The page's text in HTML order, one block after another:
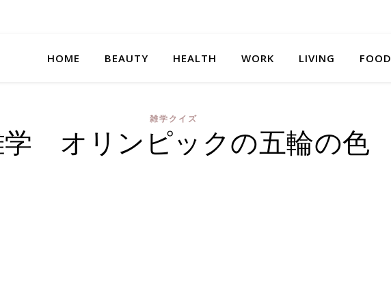
HOME BEAUTY HEALTH WORK LIVING FOOD
雑学クイズ
オリンピックの五輪の色